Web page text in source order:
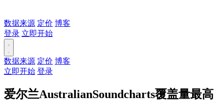
数据来源 定价 博客
登录 立即开始
数据来源 定价 博客
立即开始 登录
爱尔兰AustralianSoundcharts覆盖量最高